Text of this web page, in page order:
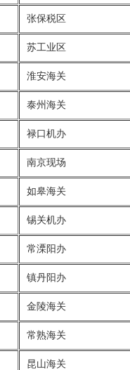
张保税区
苏工业区
淮安海关
泰州海关
禄口机办
南京现场
如皋海关
锡关机办
常溧阳办
镇丹阳办
金陵海关
常熟海关
昆山海关